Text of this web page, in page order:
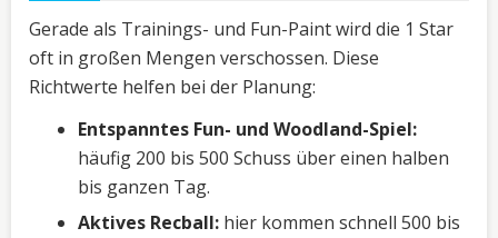
Gerade als Trainings- und Fun-Paint wird die 1 Star
oft in großen Mengen verschossen. Diese
Richtwerte helfen bei der Planung:
Entspanntes Fun- und Woodland-Spiel:
häufig 200 bis 500 Schuss über einen halben
bis ganzen Tag.
Aktives Recball: hier kommen schnell 500 bis